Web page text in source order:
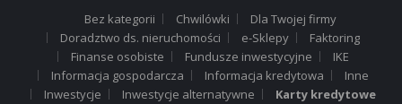
Bez kategorii Chwilówki
Dla Twojej firmy
Doradztwo ds. nieruchomości
e-Sklepy
Faktoring
Finanse osobiste
Fundusze inwestycyjne
IKE
Informacja gospodarcza
Informacja kredytowa
Inne
Inwestycje
Inwestycje alternatywne
Karty kredytowe